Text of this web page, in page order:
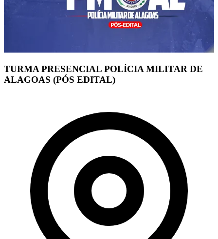
TURMA PRESENCIAL POLÍCIA MILITAR DE
ALAGOAS (PÓS EDITAL)